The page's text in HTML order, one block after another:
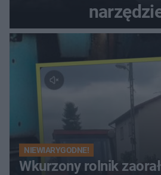
NIEWIARYGODNE!
Wkurzony rolnik